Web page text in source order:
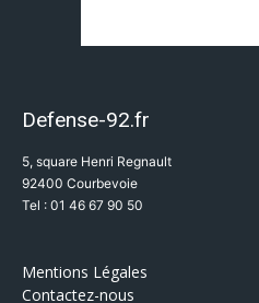
Defense-92.fr
5, square Henri Regnault
92400 Courbevoie
Tel : 01 46 67 90 50
Mentions Légales
Contactez-nous